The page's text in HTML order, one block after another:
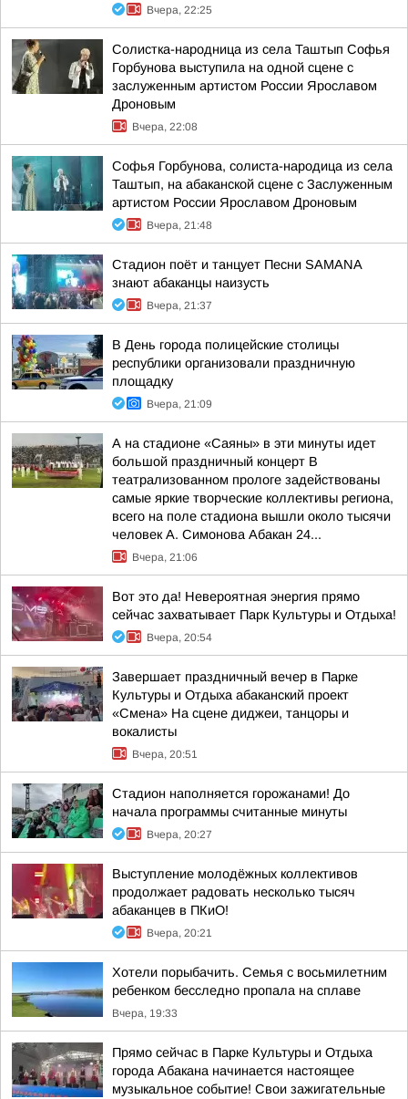
Вчера, 22:25
Солистка-народница из села Таштып Софья
Горбунова выступила на одной сцене с
заслуженным артистом России Ярославом
Дроновым
Вчера, 22:08
Софья Горбунова, солиста-народица из села
Таштып, на абаканской сцене с Заслуженным
артистом России Ярославом Дроновым
Вчера, 21:48
Стадион поёт и танцует Песни SAMANA
знают абаканцы наизусть
Вчера, 21:37
В День города полицейские столицы
республики организовали праздничную
площадку
Вчера, 21:09
А на стадионе «Саяны» в эти минуты идет
большой праздничный концерт В
театрализованном прологе задействованы
самые яркие творческие коллективы региона,
всего на поле стадиона вышли около тысячи
человек А. Симонова Абакан 24...
Вчера, 21:06
Вот это да! Невероятная энергия прямо
сейчас захватывает Парк Культуры и Отдыха!
Вчера, 20:54
Завершает праздничный вечер в Парке
Культуры и Отдыха абаканский проект
«Смена» На сцене диджеи, танцоры и
вокалисты
Вчера, 20:51
Стадион наполняется горожанами! До
начала программы считанные минуты
Вчера, 20:27
Выступление молодёжных коллективов
продолжает радовать несколько тысяч
абаканцев в ПКиО!
Вчера, 20:21
Хотели порыбачить. Семья с восьмилетним
ребенком бесследно пропала на сплаве
Вчера, 19:33
Прямо сейчас в Парке Культуры и Отдыха
города Абакана начинается настоящее
музыкальное событие! Свои зажигательные